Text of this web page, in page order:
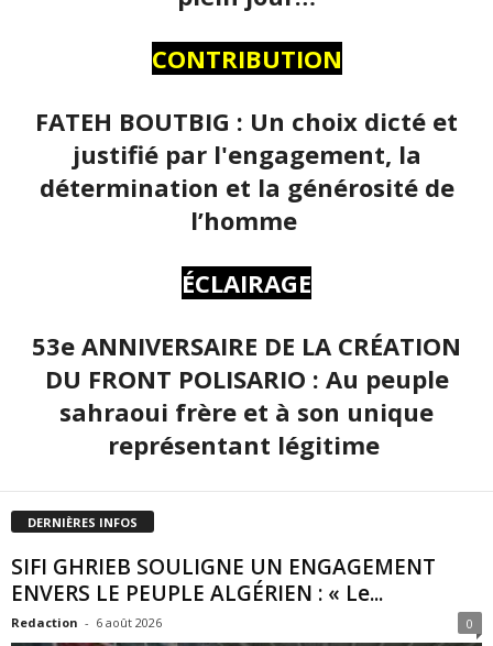
CONTRIBUTION
FATEH BOUTBIG : Un choix dicté et
justifié par l'engagement, la
détermination et la générosité de
l’homme
ÉCLAIRAGE
53e ANNIVERSAIRE DE LA CRÉATION
DU FRONT POLISARIO : Au peuple
sahraoui frère et à son unique
représentant légitime
DERNIÈRES INFOS
SIFI GHRIEB SOULIGNE UN ENGAGEMENT
ENVERS LE PEUPLE ALGÉRIEN : « Le...
Redaction - 6 août 2026 0